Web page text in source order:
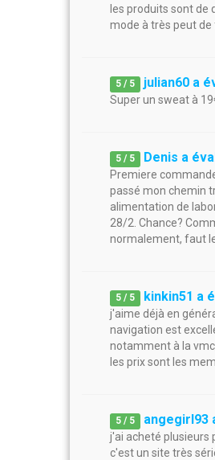
les produits sont de
mode à très peut
5 / 5 julian60 a
Super un sweat à
5 / 5 Denis a
Premiere
passé mon chemin
alimentation de
28/2. Chance?
normalement, faut
5 / 5 kinkin51 a
j'aime déjà en
navigation est
notamment à la
les prix sont les
5 / 5 angegirl93
j'ai acheté plusieurs
c'est un site très